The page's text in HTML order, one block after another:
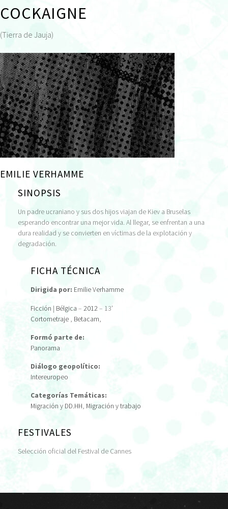
COCKAIGNE
(Tierra de Jauja)
EMILIE VERHAMME
SINOPSIS
Un padre ucraniano y sus dos hijos viajan de Kiev a Bruselas
esperando encontrar una mejor vida. Al llegar, se enfrentan a una
dura realidad y se convierten en víctimas de la explotación y
degradación.
FICHA TÉCNICA
Dirigida por: Emilie Verhamme
Ficción | Bélgica – 2012– 13'
Cortometraje , Betacam,
Formó parte de:
Panorama
Diálogo geopolítico:
Intereuropeo
Categorías Temáticas:
Migración y DD.HH, Migración y trabajo
FESTIVALES
Selección oficial del Festival de Cannes